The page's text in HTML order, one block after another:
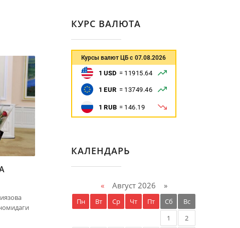
КУРС ВАЛЮТА
КАЛЕНДАРЬ
«Август 2026 »
Пн Вт Ср Чт Пт Сб
Вс
1
2